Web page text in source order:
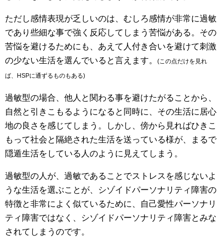
ただし感情表現が乏しいのは、むしろ感情が非常に過敏
であり些細な事で強く反応してしまう苦悩がある。その
苦悩を避けるためにも、あえて人付き合いを避けて刺激
の少ない生活を選んでいると言えます。
(この点だけを見れ
ば、HSPに通ずるものもある)
過敏型の場合、他人と関わる事を避けたがることから、
自然と引きこもるようになると同時に、その生活に居心
地の良さを感じてしまう。しかし、傍から見ればひきこ
もって社会と隔絶された生活を送っている様が、まるで
隠遁生活をしている人のように見えてしまう。
過敏型の人が、過敏であることでストレスを感じないよ
うな生活を選ぶことが、シゾイドパーソナリティ障害の
特徴と非常によく似ているために、自己愛性パーソナリ
ティ障害ではなく、シゾイドパーソナリティ障害とみな
されてしまうのです。